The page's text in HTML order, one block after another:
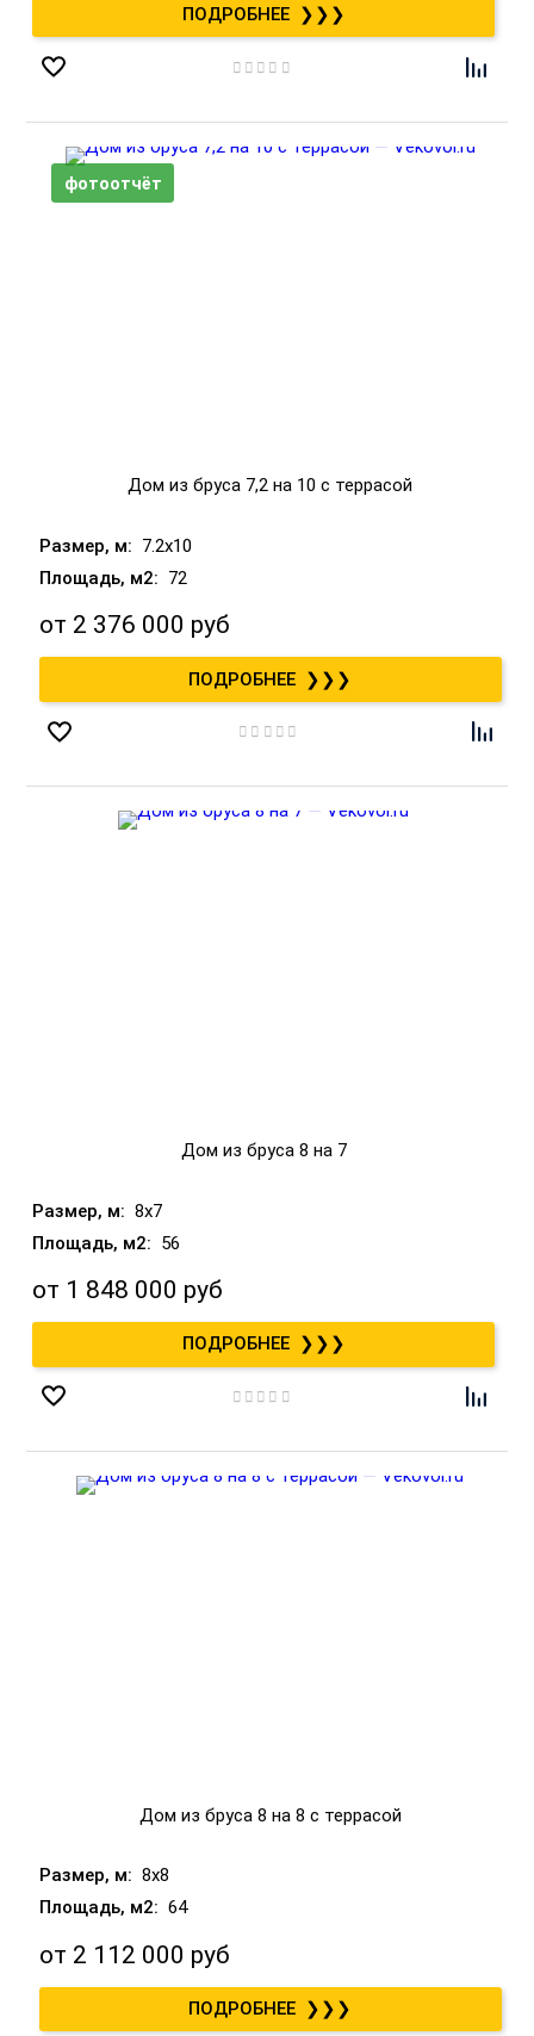
❯❯❯
Дом из бруса 7,2 на 10 с террасой
7.2x10
72
от 2 376 000 руб
❯❯❯
Дом из бруса 8 на 7
8x7
56
от 1 848 000 руб
❯❯❯
Дом из бруса 8 на 8 с террасой
8x8
64
от 2 112 000 руб
❯❯❯